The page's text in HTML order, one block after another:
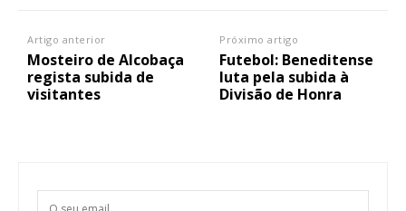
Artigo anterior
Mosteiro de Alcobaça
regista subida de
visitantes
Próximo artigo
Futebol: Beneditense
luta pela subida à
Divisão de Honra